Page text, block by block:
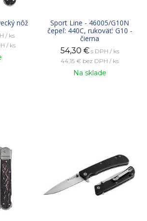
nôž
/ ks
/ ks
Sport Line - 46005/G10N
čepeľ: 440C, rukoväť: G10 -
čierna
54,30 € s DPH / ks
44,15 € bez DPH / ks
Na sklade